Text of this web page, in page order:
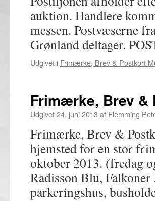
auktion. Handlere
messen. Postvæserne
Grønland deltager.
Udgivet i Frimærke, Brev & Postkort
Frimærke, Brev &
Udgivet24. juni 2013 af Flemming
Frimærke, Brev &
hjemsted for en stor
oktober 2013. (fredag
Radisson Blu,
parkeringshus,